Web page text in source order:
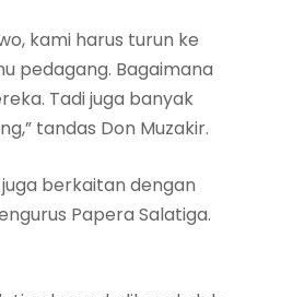
kami harus turun ke
pedagang. Bagaimana
Tadi juga banyak
tandas Don Muzakir.
berkaitan dengan
Papera Salatiga.